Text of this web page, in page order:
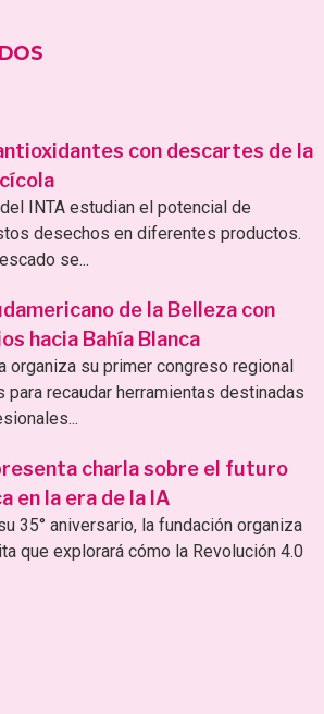
con descartes de la
INTA estudian el potencial de
desechos en diferentes productos.
se...
de la Belleza con
hacia Bahía Blanca
organiza su primer congreso regional
para recaudar herramientas destinadas
charla sobre el futuro
en la era de la IA
35° aniversario, la fundación organiza
que explorará cómo la Revolución 4.0